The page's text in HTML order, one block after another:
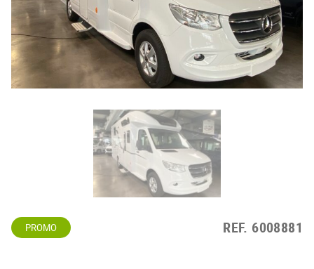
PROMO REF. 6008881